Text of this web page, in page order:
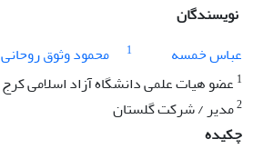
نویسندگان
عباس خمسه
1 محمود وثوق روحانی
1 عضو هیات علمی دانشگاه آزاد اسلامی کرج
2مدیر / شرکت گلستان
چکیده